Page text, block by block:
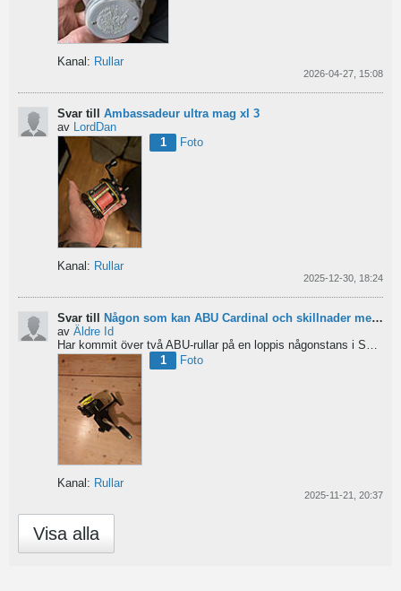
Kanal: Rullar
2026-04-27, 15:08
Svar till Ambassadeur ultra mag xl 3
av
LordDan
1
Foto
Kanal: Rullar
2025-12-30, 18:24
Svar till Någon som kan ABU Cardinal och skillnader mellan äldre rullar?
av Äldre Id
1
Foto
Kanal: Rullar
2025-11-21, 20:37
Visa alla